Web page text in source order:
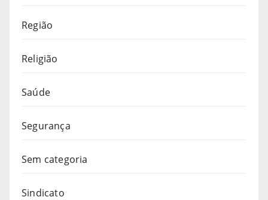
Região
Religião
Saúde
Segurança
Sem categoria
Sindicato